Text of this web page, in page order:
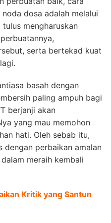
dosa adalah melalui
tulus mengharuskan
serta bertekad kuat
basah dengan
paling ampuh bagi
berjanji akan
yang mau memohon
hati. Oleh sebab itu,
dengan perbaikan amalan
meraih kembali
Kritik yang Santun